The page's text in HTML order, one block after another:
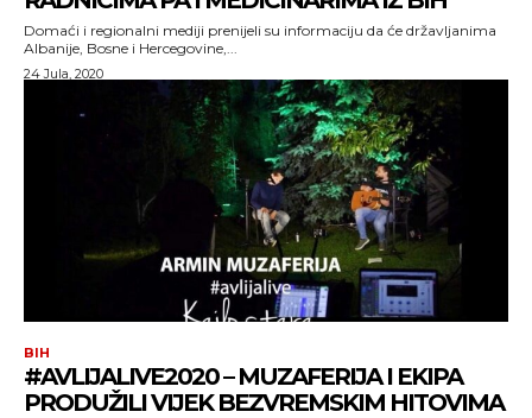
Domaći i regionalni mediji prenijeli su informaciju da će državljanima
Albanije, Bosne i Hercegovine,...
24 Jula, 2020
BIH
#AVLIJALIVE2020 – MUZAFERIJA I EKIPA
PRODUŽILI VIJEK BEZVREMSKIM HITOVIMA